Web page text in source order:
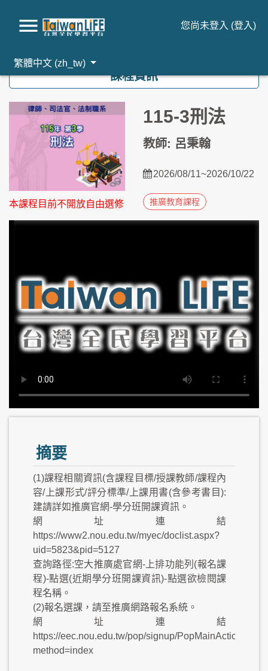
您尚未登入 (登入)
繁體中文 ‎(zh_tw)‎
課程資訊
本課程目前不開放自由選修
115-3刑法
教師: 呂秉翰
2026/08/11~2026/10/22
推廣教育課程
摘要
(1)課程相關資訊(含課程目標/授課教師/課程內
容/上課形式/評分標準/上課用書(含參考書目):
建請詳如推廣官網-學分班開課資訊。
網址連結
https://www2.nou.edu.tw/myec/doclist.aspx?
uid=5823&pid=5127
查詢路徑:空大推廣處官網-上排功能列(報名課
程)-點選(近期學分班開課資訊)-點選欲檢閱課
程名稱。
(2)報名選課，請至推廣網路報名系統。
網址連結
https://eec.nou.edu.tw/pop/signup/PopMainAction.do?
method=index